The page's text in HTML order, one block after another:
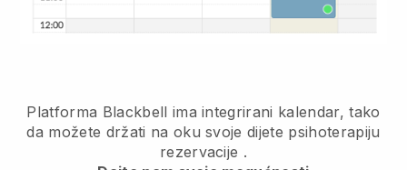
Platforma Blackbell imaintegrirani kalendar, tako
da možete držati na oku svoje dijete psihoterapiju
rezervacije .